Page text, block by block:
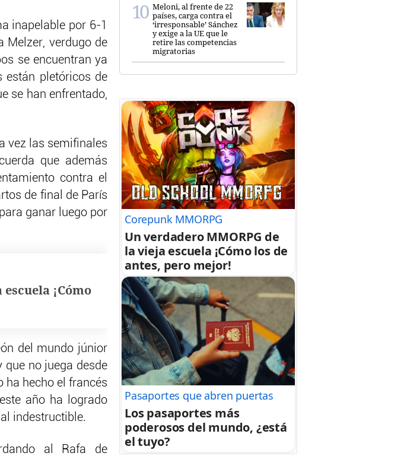
inapelable por 6-1
Melzer, verdugo de
se encuentran ya
están pletóricos de
se han enfrentado,
vez las semifinales
que además
contra el
de final de París
ganar luego por
¡Cómo
del mundo júnior
no juega desde
ha hecho el francés
año ha logrado
indestructible.
al Rafa de
Meloni, al frente de 22
países, carga contra el
‘irresponsable’ Sánchez
y exige a la UE que le
retire las competencias
migratorias
Corepunk MMORPG
Un verdadero MMORPG de
la vieja escuela ¡Cómo los de
antes, pero mejor!
Pasaportes que abren puertas
Los pasaportes más
poderosos del mundo, ¿está
el tuyo?